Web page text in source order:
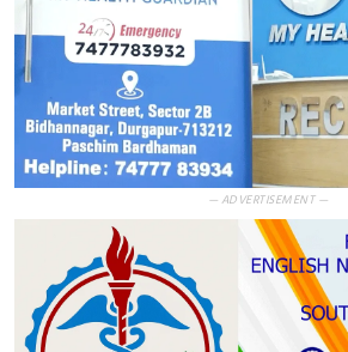
— ADVERTISEMENT —